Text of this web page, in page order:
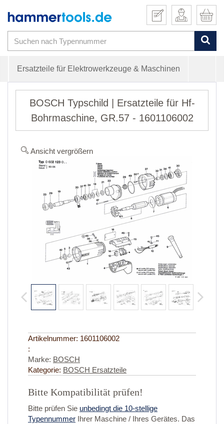
Ersatzteile für Elektrowerkzeuge & Maschinen
BOSCH Typschild | Ersatzteile für Hf-
Bohrmaschine, GR.57 - 1601106002
Ansicht vergrößern
Artikelnummer: 1601106002
:
Marke: BOSCH
Kategorie: BOSCH Ersatzteile
Bitte Kompatibilität prüfen!
Bitte prüfen Sie unbedingt die 10-stellige
Typennummer Ihrer Maschine / Ihres Gerätes. Das